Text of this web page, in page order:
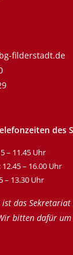
filderstadt.de
des
– 11.45 Uhr
– 16.00 Uhr
– 13.30 Uhr
ist das
bitten dafür um